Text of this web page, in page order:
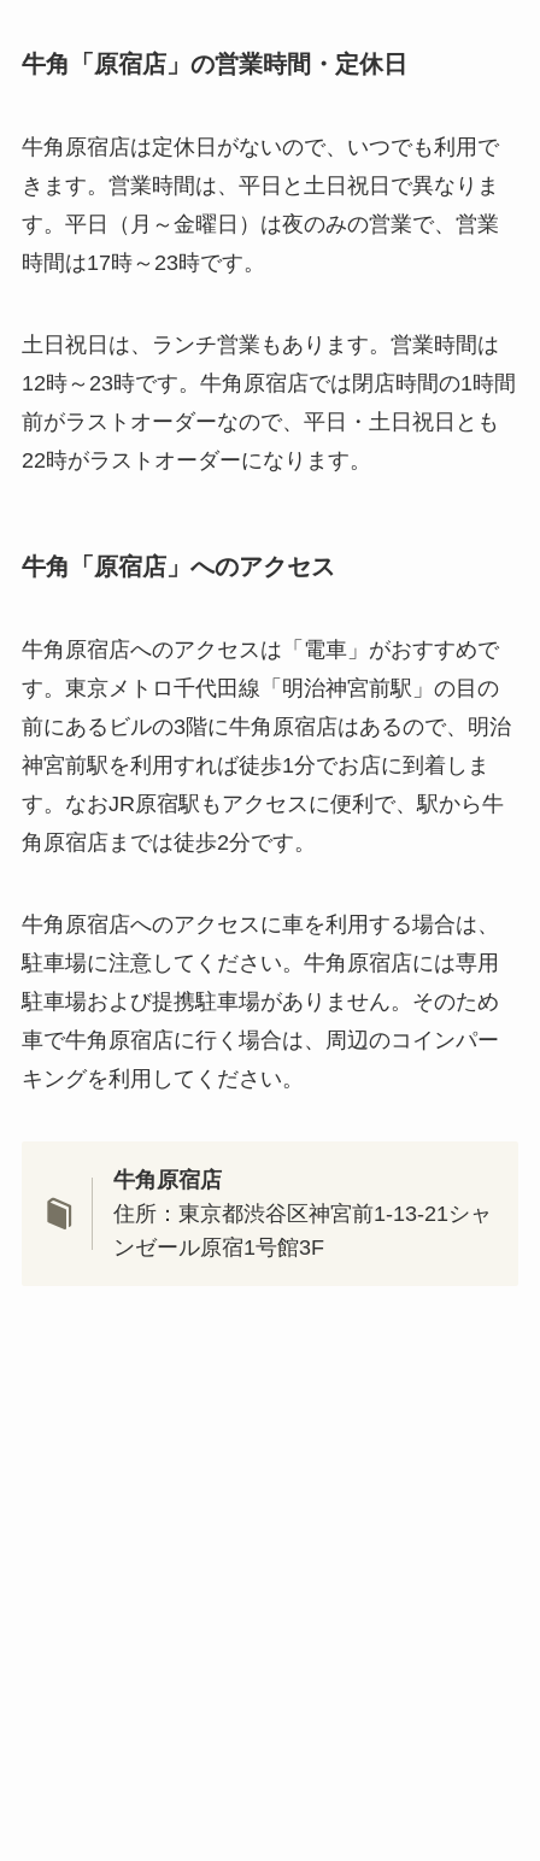
牛角「原宿店」の営業時間・定休日
牛角原宿店は定休日がないので、いつでも利用で
きます。営業時間は、平日と土日祝日で異なりま
す。平日（月～金曜日）は夜のみの営業で、営業
時間は17時～23時です。
土日祝日は、ランチ営業もあります。営業時間は
12時～23時です。牛角原宿店では閉店時間の1時間
前がラストオーダーなので、平日・土日祝日とも
22時がラストオーダーになります。
牛角「原宿店」へのアクセス
牛角原宿店へのアクセスは「電車」がおすすめで
す。東京メトロ千代田線「明治神宮前駅」の目の
前にあるビルの3階に牛角原宿店はあるので、明治
神宮前駅を利用すれば徒歩1分でお店に到着しま
す。なおJR原宿駅もアクセスに便利で、駅から牛
角原宿店までは徒歩2分です。
牛角原宿店へのアクセスに車を利用する場合は、
駐車場に注意してください。牛角原宿店には専用
駐車場および提携駐車場がありません。そのため
車で牛角原宿店に行く場合は、周辺のコインパー
キングを利用してください。
牛角原宿店
住所：東京都渋谷区神宮前1-13-21シャ
ンゼール原宿1号館3F